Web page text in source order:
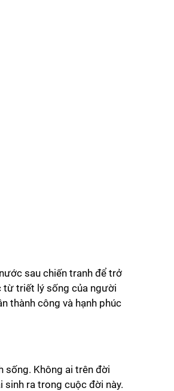
sau chiến tranh để trở
từ triết lý sống của người
thành công và hạnh phúc
sống. Không ai trên đời
sinh ra trong cuộc đời này.